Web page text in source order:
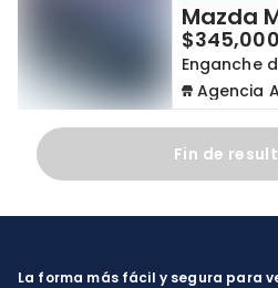
Borrar todo
Mazda
$345,000
Enganche
Agencia
Fin de
La forma más fácil y segura para